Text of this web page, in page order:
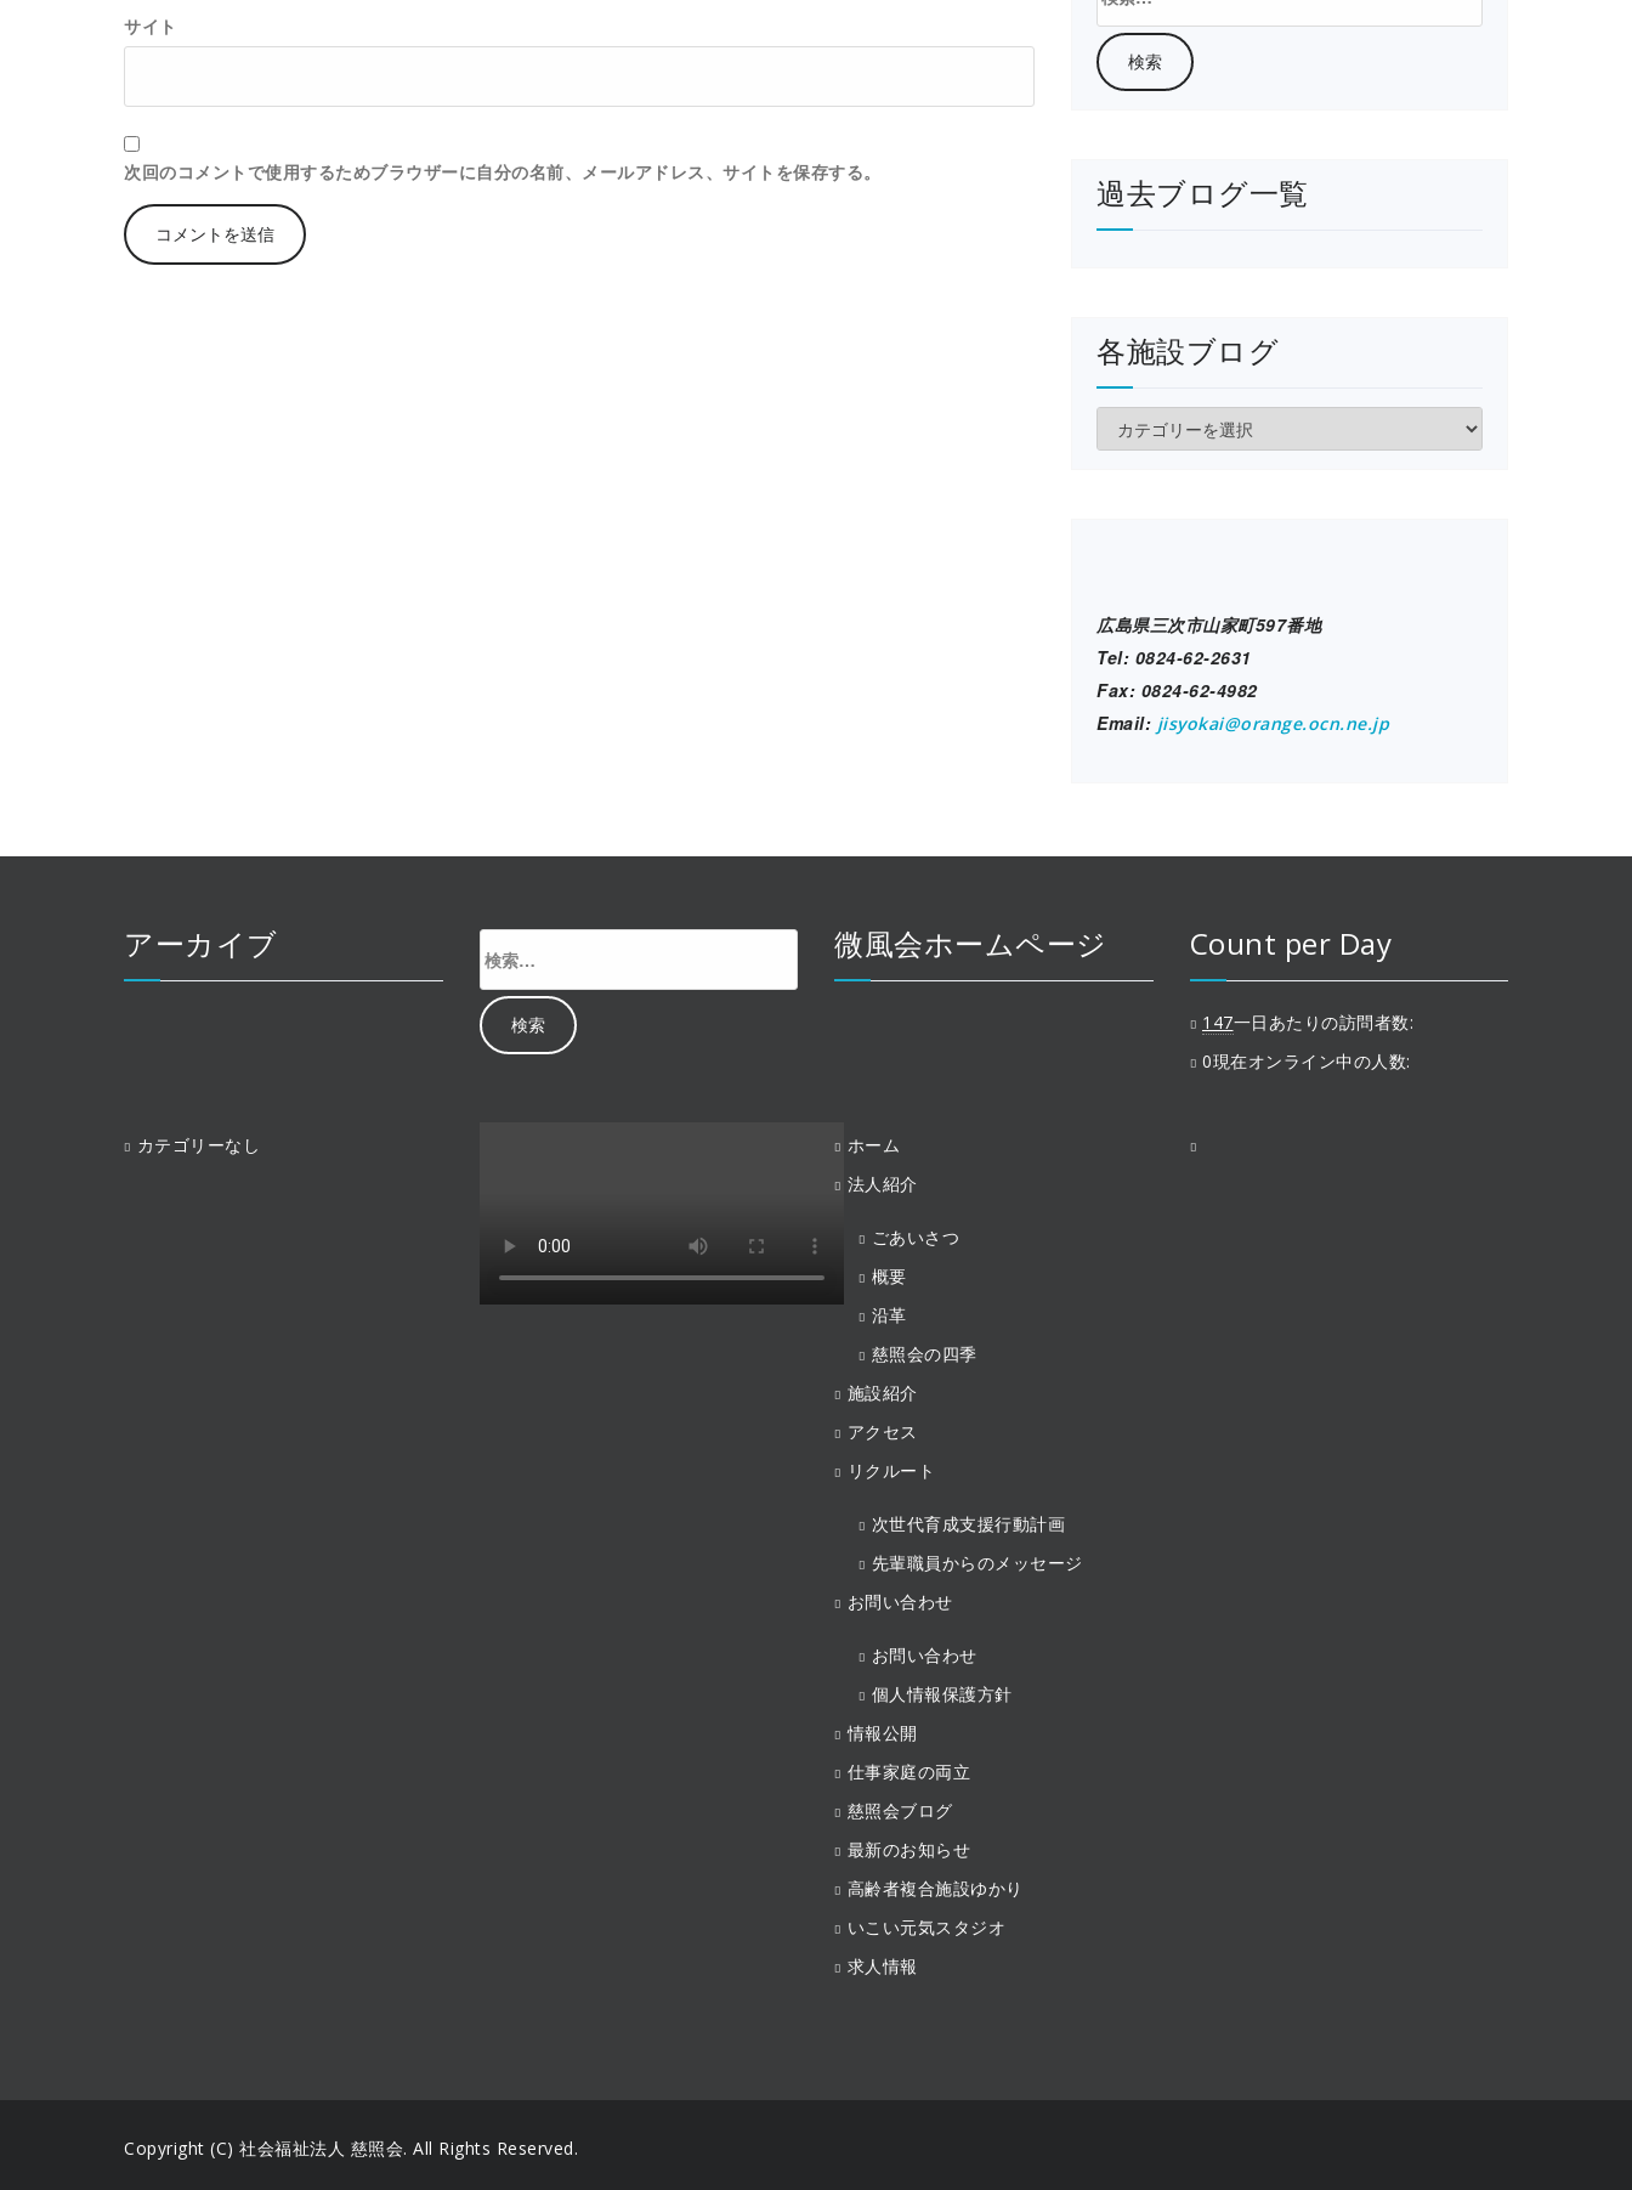
サイト
次回のコメントで使用するためブラウザーに自分の名前、メールアドレス、サイトを保存する。
過去ブログ一覧
各施設ブログ
施
広島県三次市山家町597番地
Tel: 0824-62-2631
Fax: 0824-62-4982
Email: jisyokai@orange.ocn.ne.jp
アーカイブ
索:
微風会ホームページ Count per Day
147一日あたりの訪問者数:
0現在オンライン中の人数:
カテゴリーなし
ホーム
法人紹介
ごあいさつ
概要
沿革
慈照会の四季
施設紹介
アクセス
リクルート
次世代育成支援行動計画
先輩職員からのメッセージ
お問い合わせ
お問い合わせ
個人情報保護方針
情報公開
仕事家庭の両立
慈照会ブログ
最新のお知らせ
高齢者複合施設ゆかり
いこい元気スタジオ
求人情報
Copyright (C) 社会福祉法人 慈照会. All Rights Reserved.